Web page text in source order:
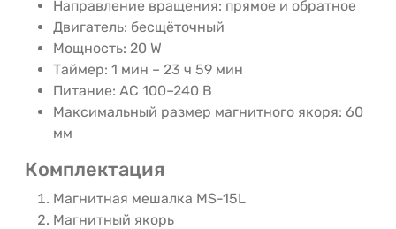
Направление вращения: прямое и обратное
Двигатель: бесщёточный
Мощность: 20 W
Таймер: 1 мин – 23 ч 59 мин
Питание: AC 100–240 В
Максимальный размер магнитного якоря: 60
мм
Комплектация
Магнитная мешалка MS-15L
Магнитный якорь